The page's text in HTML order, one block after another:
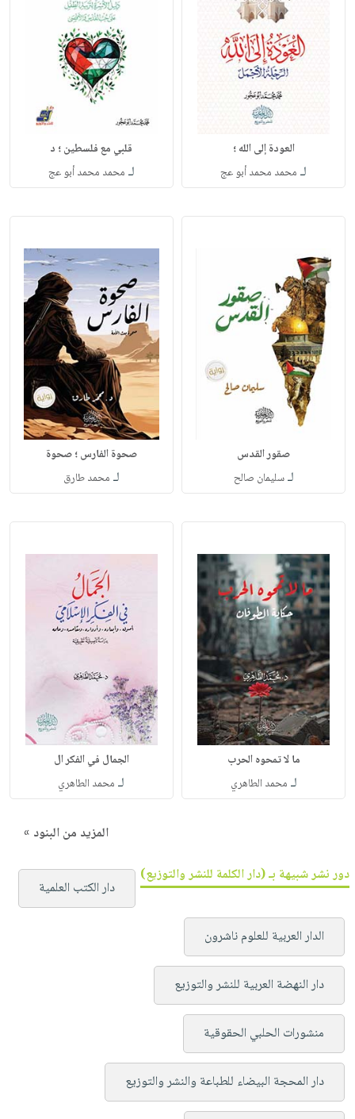
العودة إلى الله ؛
لـ محمد محمد أبو عج
قلبي مع فلسطين ؛ د
لـ محمد محمد أبو عج
صقور القدس
لـسليمان صالح
صحوة الفارس ؛ صحوة
لـ محمد طارق
ما لا تمحوه الحرب
لـ محمد الطاهري
الجمال في الفكر ال
لـ محمد الطاهري
المزيد من البنود »
دور نشر شبيهة بـ (دار الكلمة للنشر والتوزيع)
دار الكتب العلمية
الدار العربية للعلوم ناشرون
دار النهضة العربية للنشر والتوزيع
منشورات الحلبي الحقوقية
دار المحجة البيضاء للطباعة والنشر والتوزيع